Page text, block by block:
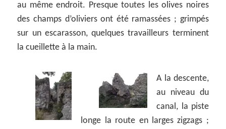
au même endroit. Presque toutes les olives noires
des champs d’oliviers ont été ramassées ; grimpés
sur un escarasson, quelques travailleurs terminent
la cueillette à la main.
A la descente,
au niveau du
canal, la piste
longe la route en larges zigzags ;